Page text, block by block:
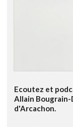
Ecoutez et
Allain Bougrain-
d'Arcachon.